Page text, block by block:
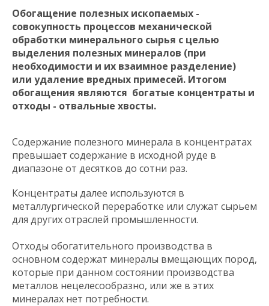
Обогащение полезных ископаемых -
совокупность процессов механической
обработки минерального сырья с целью
выделения полезных минералов (при
необходимости и их взаимное разделение)
или удаление вредных примесей. Итогом
обогащения являются богатые концентраты и
отходы - отвальные хвосты.
Содержание полезного минерала в концентратах
превышает содержание в исходной руде в
диапазоне от десятков до сотни раз.
Концентраты далее используются в
металлургической переработке или служат сырьем
для других отраслей промышленности.
Отходы обогатительного производства в
основном содержат минералы вмещающих пород,
которые при данном состоянии производства
металлов нецелесообразно, или же в этих
минералах нет потребности.